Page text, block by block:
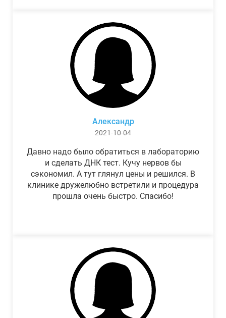
Александр
2021-10-04
Давно надо было обратиться в лабораторию
и сделать ДНК тест. Кучу нервов бы
сэкономил. А тут глянул цены и решился. В
клинике дружелюбно встретили и процедура
прошла очень быстро. Спасибо!